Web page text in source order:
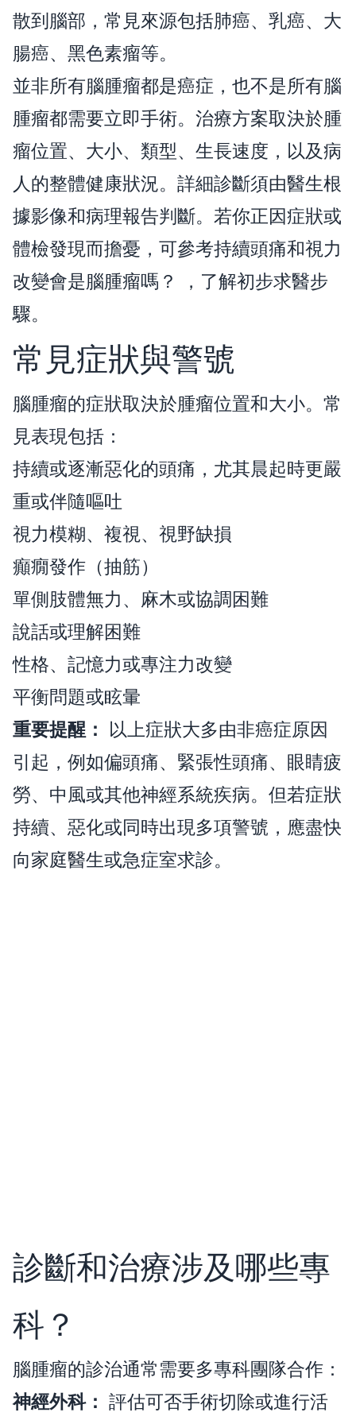
散到腦部，常見來源包括肺癌、乳癌、大
腸癌、黑色素瘤等。
並非所有腦腫瘤都是癌症，也不是所有腦
腫瘤都需要立即手術。治療方案取決於腫
瘤位置、大小、類型、生長速度，以及病
人的整體健康狀況。詳細診斷須由醫生根
據影像和病理報告判斷。若你正因症狀或
體檢發現而擔憂，可參考持續頭痛和視力
改變會是腦腫瘤嗎？
，了解初步求醫步
驟。
常見症狀與警號
腦腫瘤的症狀取決於腫瘤位置和大小。常
見表現包括：
持續或逐漸惡化的頭痛，尤其晨起時更嚴
重或伴隨嘔吐
視力模糊、複視、視野缺損
癲癇發作（抽筋）
單側肢體無力、麻木或協調困難
說話或理解困難
性格、記憶力或專注力改變
平衡問題或眩暈
重要提醒： 以上症狀大多由非癌症原因
引起，例如偏頭痛、緊張性頭痛、眼睛疲
勞、中風或其他神經系統疾病。但若症狀
持續、惡化或同時出現多項警號，應盡快
向家庭醫生或急症室求診。
診斷和治療涉及哪些專
科？
腦腫瘤的診治通常需要多專科團隊合作：
神經外科： 評估可否手術切除或進行活